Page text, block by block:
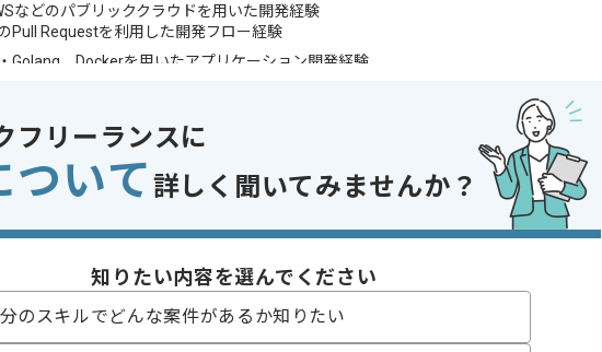
などのパブリッククラウドを用いた開発経験
Pull Requestを利用した開発フロー経験
・Golang、Dockerを用いたアプリケーション開発経験
験やスキルをお持ちであれば申し込み可能なケースもございます！まずはお気軽にご相談ください！
Google Cloud Platform , AWS
追加開発
フリーランスに
ついて 詳しく聞いてみませんか？
知りたい内容を選んでください
のスキルでどんな案件があるか知りたい